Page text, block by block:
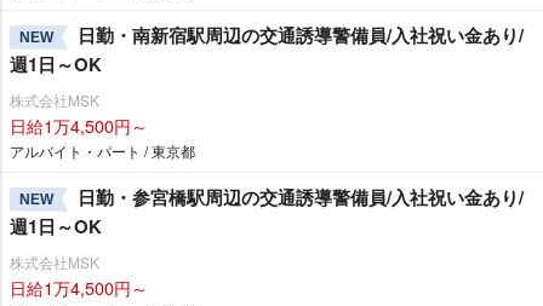
NEW
日勤・南新宿駅周辺の交通誘導警備員/入社祝い金あり/
週1日～OK
株式会社MSK
日給1万4,500円～
アルバイト・パート / 東京都
NEW
日勤・参宮橋駅周辺の交通誘導警備員/入社祝い金あり/
週1日～OK
株式会社MSK
日給1万4,500円～